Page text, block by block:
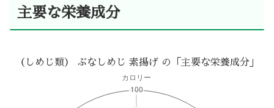
主要な栄養成分
（しめじ類） ぶなしめじ 素揚げ の「主要な栄養成分」